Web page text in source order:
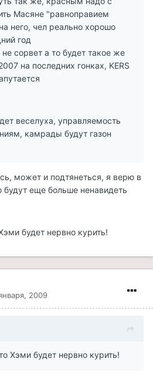
Масяне "равноправием
него, чел реально хорошо
год
сорвет а то будет такое же
на последних гонках, KERS
веселуха, управляемость
камрады будут газон
может и подтянеться, я верю в
будут еще больше ненавидеть
будет нервно курить!
2009
Хэми будет нервно курить!